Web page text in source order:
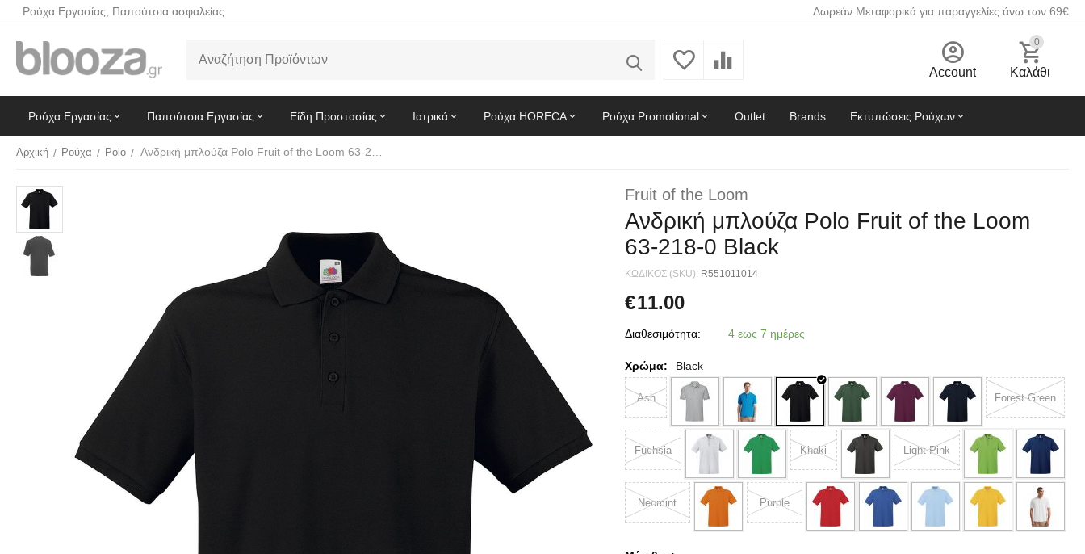
Ρούχα Εργασίας, Παπούτσια ασφαλείας Δωρεάν Μεταφορικά για παραγγελίες άνω των 69€
Account
0
Καλάθι
Ρούχα Εργασίας Παπούτσια Εργασίας Είδη Προστασίας Ιατρικά Ρούχα HORECA Ρούχα Promotional Outlet Brands Εκτυπώσεις Ρούχων
Αρχική / Ρούχα / Polo /
Fruit of the Loom
Ανδρική μπλούζα Polo Fruit of the Loom
63-218-0 Black
ΚΩΔΙΚΟΣ (SKU): R551011014
€11.00
Διαθεσιμότητα: 4 εως 7 ημέρες
Χρώμα: Black
Ash Forest Green
Fuchsia Khaki Light Pink
Neomint Purple